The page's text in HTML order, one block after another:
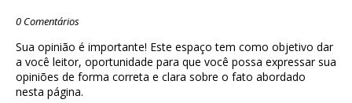
0 Comentários
Sua opinião é importante! Este espaço tem como objetivo dar
a você leitor, oportunidade para que você possa expressar sua
opiniões de forma correta e clara sobre o fato abordado
nesta página.